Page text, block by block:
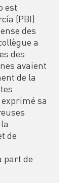
est
(PBI)
des
a
des
avaient
de la
sa
de
part de